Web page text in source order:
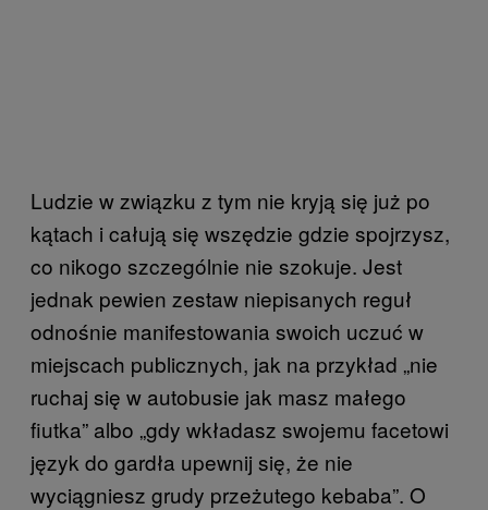
Ludzie w związku z tym nie kryją się już po
kątach i całują się wszędzie gdzie spojrzysz,
co nikogo szczególnie nie szokuje. Jest
jednak pewien zestaw niepisanych reguł
odnośnie manifestowania swoich uczuć w
miejscach publicznych, jak na przykład „nie
ruchaj się w autobusie jak masz małego
fiutka” albo „gdy wkładasz swojemu facetowi
język do gardła upewnij się, że nie
wyciągniesz grudy przeżutego kebaba”. O